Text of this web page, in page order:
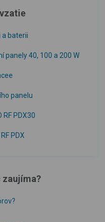
a baterii
panely 40, 100 a 200 W
panelu
RF PDX30
PDX
zaujíma?